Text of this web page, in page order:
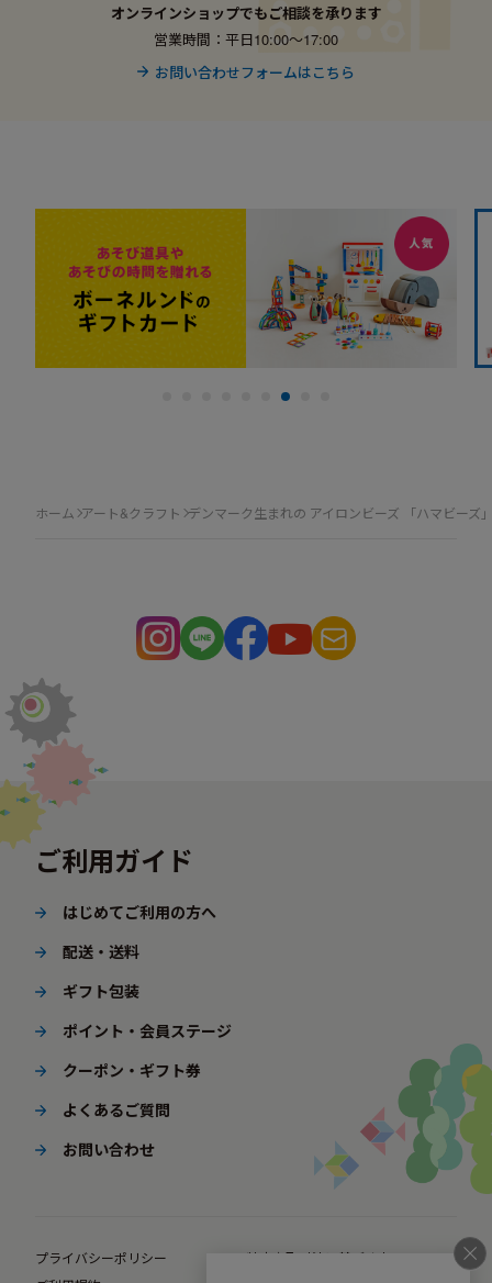
オンラインショップでもご相談を承ります
営業時間：平日10:00〜17:00
お問い合わせフォームはこちら
ホーム アート&クラフト デンマーク生まれの アイロンビーズ 「ハマビーズ
ご利用ガイド
はじめてご利用の方へ
配送・送料
ギフト包装
ポイント・会員ステージ
クーポン・ギフト券
よくあるご質問
お問い合わせ
プライバシーポリシー
特定商取引法に基づく表示